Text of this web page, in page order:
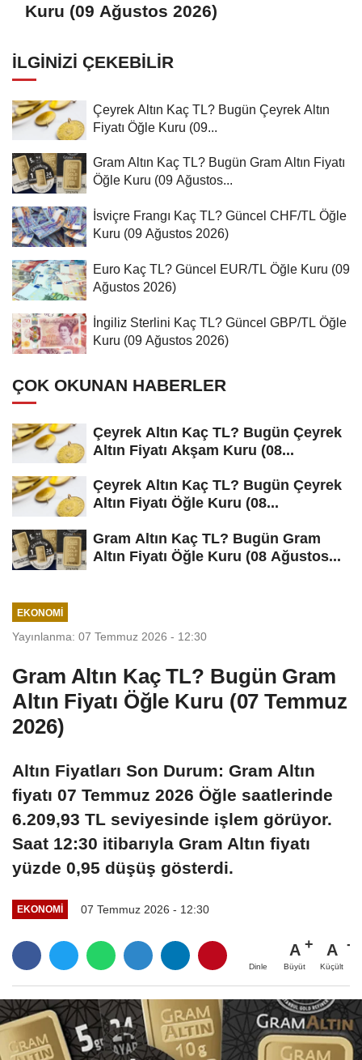
Kuru (09 Ağustos 2026)
İLGINIZI ÇEKEBILIR
Çeyrek Altın Kaç TL? Bugün Çeyrek Altın
Fiyatı Öğle Kuru (09...
Gram Altın Kaç TL? Bugün Gram Altın Fiyatı
Öğle Kuru (09 Ağustos...
İsviçre Frangı Kaç TL? Güncel CHF/TL Öğle
Kuru (09 Ağustos 2026)
Euro Kaç TL? Güncel EUR/TL Öğle Kuru (09
Ağustos 2026)
İngiliz Sterlini Kaç TL? Güncel GBP/TL Öğle
Kuru (09 Ağustos 2026)
ÇOK OKUNAN HABERLER
Çeyrek Altın Kaç TL? Bugün Çeyrek
Altın Fiyatı Akşam Kuru (08...
Çeyrek Altın Kaç TL? Bugün Çeyrek
Altın Fiyatı Öğle Kuru (08...
Gram Altın Kaç TL? Bugün Gram
Altın Fiyatı Öğle Kuru (08 Ağustos...
EKONOMI
Yayınlanma: 07 Temmuz 2026 - 12:30
Gram Altın Kaç TL? Bugün Gram
Altın Fiyatı Öğle Kuru (07 Temmuz
2026)
Altın Fiyatları Son Durum: Gram Altın
fiyatı 07 Temmuz 2026 Öğle saatlerinde
6.209,93 TL seviyesinde işlem görüyor.
Saat 12:30 itibarıyla Gram Altın fiyatı
yüzde 0,95 düşüş gösterdi.
EKONOMI 07 Temmuz 2026 - 12:30
Dinle
A
Büyüt
A
Küçült